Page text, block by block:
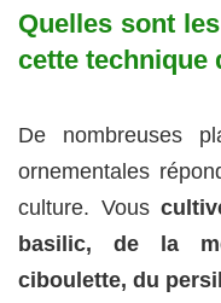
Quelles sont
cette technique
De nombreuses
ornementales
culture. Vous
basilic, de la
ciboulette, du